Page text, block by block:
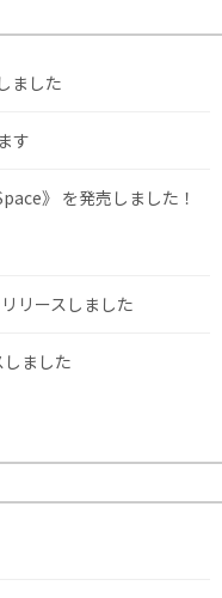
ました
す
》 を発売しました！
リースしました
ました